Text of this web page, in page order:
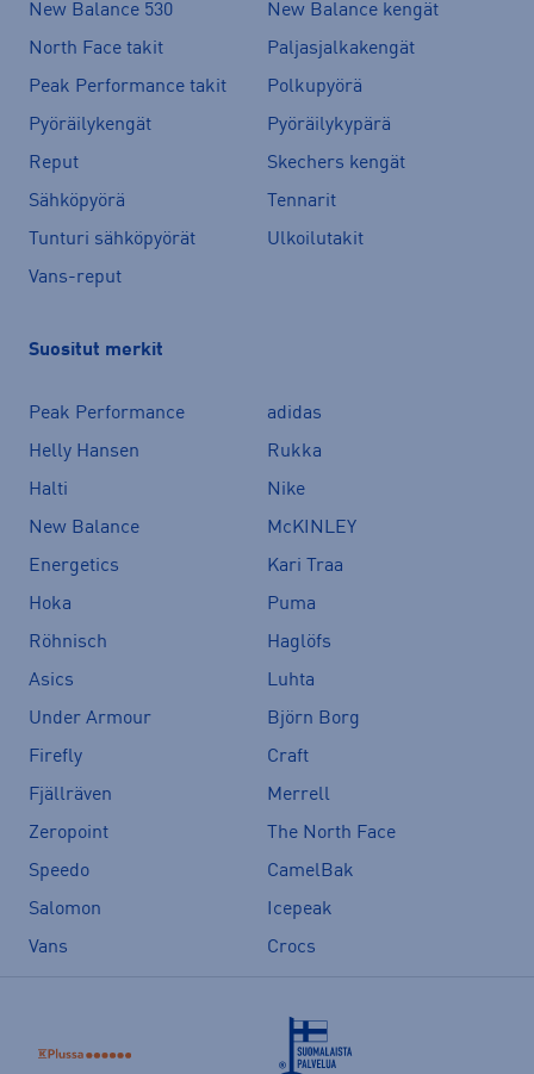
New Balance 530
New Balance kengät
North Face takit
Paljasjalkakengät
Peak Performance takit
Polkupyörä
Pyöräilykengät
Pyöräilykypärä
Reput
Skechers kengät
Sähköpyörä
Tennarit
Tunturi sähköpyörät
Ulkoilutakit
Vans-reput
Suositut merkit
Peak Performance
adidas
Helly Hansen
Rukka
Halti
Nike
New Balance
McKINLEY
Energetics
Kari Traa
Hoka
Puma
Röhnisch
Haglöfs
Asics
Luhta
Under Armour
Björn Borg
Firefly
Craft
Fjällräven
Merrell
Zeropoint
The North Face
Speedo
CamelBak
Salomon
Icepeak
Vans
Crocs